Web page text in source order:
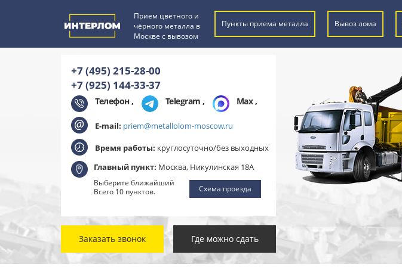
Прием цветного и
чёрного металла в
Москве с вывозом
Пункты приема металла Вывоз лома
+7 (495) 215-28-00
+7 (925) 144-33-37
Телефон , Telegram , Max,
E-mail: priem@metallolom-moscow.ru
Время работы: круглосуточно/без выходных
Главный пункт: Москва, Никулинская 18А
Выберите ближайший
Всего 10 пунктов.
Схема проезда
Заказать звонок Где можно сдать